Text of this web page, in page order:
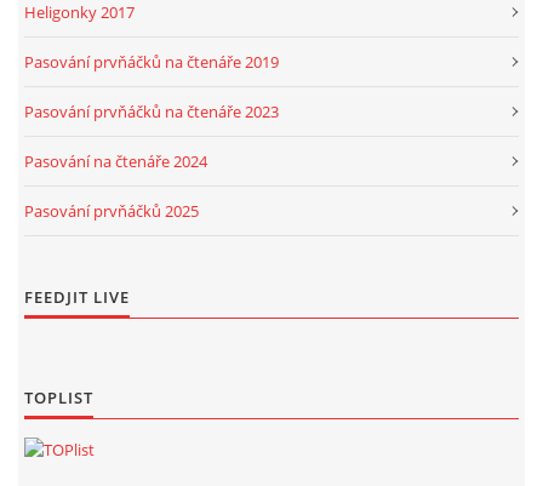
Heligonky 2017
Pasování prvňáčků na čtenáře 2019
Pasování prvňáčků na čtenáře 2023
Pasování na čtenáře 2024
Pasování prvňáčků 2025
FEEDJIT LIVE
TOPLIST